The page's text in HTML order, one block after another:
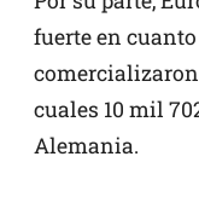
fuerte en
cuales 10 mil
Alemania.